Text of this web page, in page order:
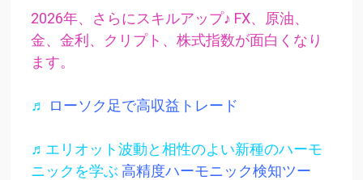
2026年、さらにスキルアップ♪ FX、原油、
金、金利、クリプト、株式指数が面白くなり
ます。
♬ ローソク足で高収益トレード
♬エリオット波動と相性のよい新種のハーモ
ニックを学ぶ 高精度ハーモニック検知ツー